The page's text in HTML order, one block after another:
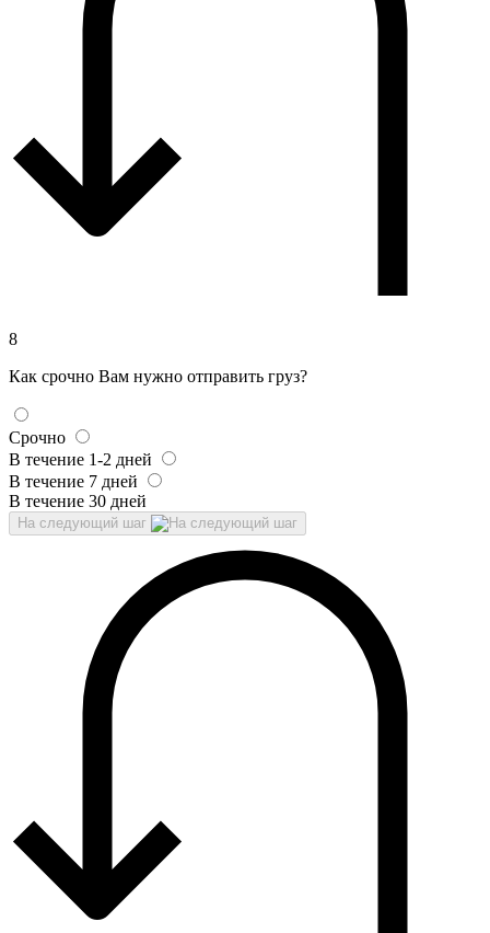
8
Как срочно Вам нужно отправить груз?
Срочно
В течение 1-2 дней
В течение 7 дней
В течение 30 дней
На следующий шаг